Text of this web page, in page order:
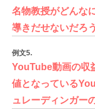
名物教授がどんな
導きだせないだろう
例文5.
YouTube動画の収
値となっている
ュレーディンガー